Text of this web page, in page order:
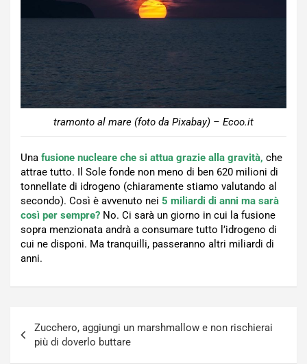
tramonto al mare (foto da Pixabay) – Ecoo.it
Una fusione nucleare che si attua grazie alla gravità, che
attrae tutto. Il Sole fonde non meno di ben 620 milioni di
tonnellate di idrogeno (chiaramente stiamo valutando al
secondo). Così è avvenuto nei 5 miliardi di anni ma sarà
così per sempre? No. Ci sarà un giorno in cui la fusione
sopra menzionata andrà a consumare tutto l’idrogeno di
cui ne disponi. Ma tranquilli, passeranno altri miliardi di
anni.
articoli
Zucchero, aggiungi un marshmallow e non rischierai
più di doverlo buttare